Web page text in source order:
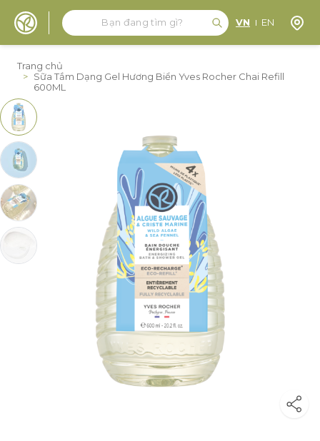
Tìm kiếm
Tìm kiếm
VN EN Định
Trang chủ
> Sữa Tắm Dạng Gel Hương Biển Yves Rocher Chai Refill
600ML